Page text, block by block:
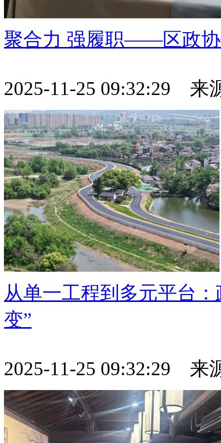
聚合力 强履职——区政
2025-11-25 09:32:29 来
从单一工程到多元平台
变”
2025-11-25 09:32:29 来